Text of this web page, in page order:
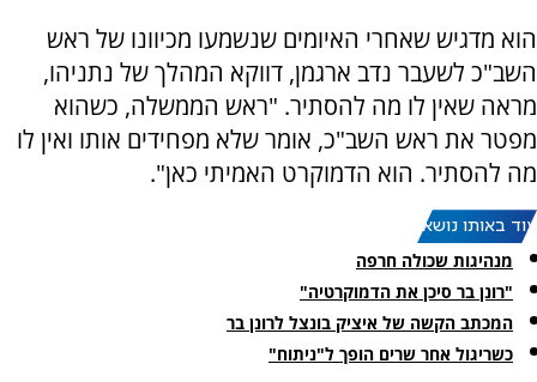
הוא מדגיש שאחרי האיומים שנשמעו מכיוונו של ראש
השב"כ לשעבר נדב ארגמן, דווקא המהלך של נתניהו,
מראה שאין לו מה להסתיר. "ראש הממשלה, כשהוא
מפטר את ראש השב"כ, אומר שלא מפחידים אותו ואין לו
מה להסתיר. הוא הדמוקרט האמיתי כאן".
עוד באותו נושא:
מנהיגות שכולה חרפה
"רונן בר סיכן את הדמוקרטיה"
המכתב הקשה של איציק בונצל לרונן בר
כשריגול אחר שרים הופך ל"ניתוח"